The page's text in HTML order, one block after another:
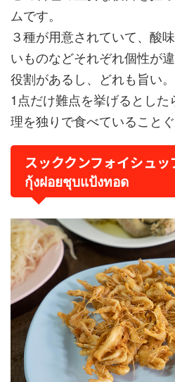
ムです。
３種が用意されていて、酸
いものなどそれぞれ個性が
役割があるし、どれも旨い。
1点だけ難点を挙げるとし
理を独りで食べていること
スッククンフォイシュ
กุ้งฝอยชุบแป้งทอด